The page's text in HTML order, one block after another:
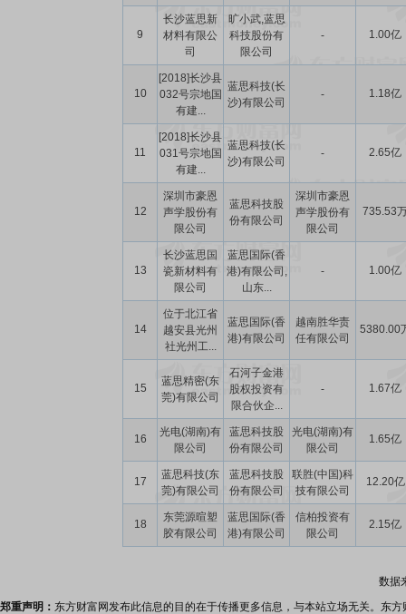
9
长沙蓝思新
材料有限公
司
旷小武,蓝思
科技股份有
限公司
- 1.00亿
10
[2018]长沙县
032号宗地国
有建...
蓝思科技(长
沙)有限公司
- 1.18亿
11
[2018]长沙县
031号宗地国
有建...
蓝思科技(长
沙)有限公司
- 2.65亿
12
深圳市豪恩
声学股份有
限公司
蓝思科技股
份有限公司
深圳市豪恩
声学股份有
限公司
735.53
13
长沙蓝思国
瓷新材料有
限公司
蓝思国际(香
港)有限公司,
山东...
- 1.00亿
14
位于北江省
越安县光州
社光州工...
蓝思国际(香
港)有限公司
越南胜华责
任有限公司
5380.00
15
蓝思精密(东
莞)有限公司
石河子金港
股权投资有
限合伙企...
- 1.67亿
16
光电(湖南)有
限公司
蓝思科技股
份有限公司
光电(湖南)有
限公司
1.65亿
17
蓝思科技(东
莞)有限公司
蓝思科技股
份有限公司
联胜(中国)科
技有限公司
12.20亿
18
东莞源暄塑
胶有限公司
蓝思国际(香
港)有限公司
信柏投资有
限公司
2.15亿
数据
郑重声明： 东方财富网发布此信息的目的在于传播更多信息，与本站立场无关。东